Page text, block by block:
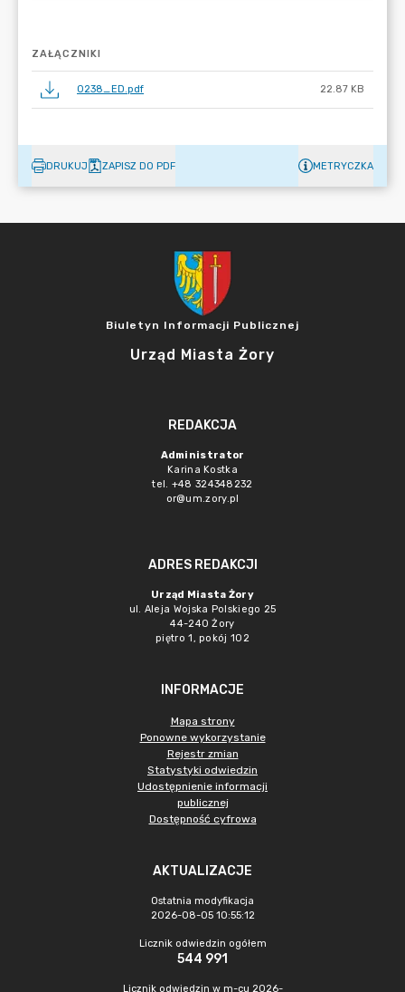
ZAŁĄCZNIKI
0238_ED.pdf 22.87 KB
DRUKUJ ZAPISZ DO PDF METRYCZKA
Biuletyn Informacji Publicznej
Urząd Miasta Żory
REDAKCJA
Administrator
Karina Kostka
tel. +48 324348232
or@um.zory.pl
ADRES REDAKCJI
Urząd Miasta Żory
ul. Aleja Wojska Polskiego 25
44-240 Żory
piętro 1, pokój 102
INFORMACJE
Mapa strony
Ponowne wykorzystanie
Rejestr zmian
Statystyki odwiedzin
Udostępnienie informacji
publicznej
Dostępność cyfrowa
AKTUALIZACJE
Ostatnia modyfikacja
2026-08-05 10:55:12
Licznik odwiedzin ogółem
544 991
Licznik odwiedzin w m-cu 2026-